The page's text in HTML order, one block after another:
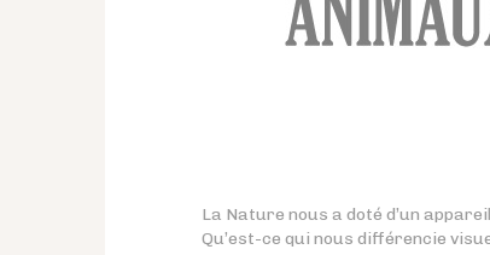
La Nature nous a doté d’un
Qu’est-ce qui nous différencie